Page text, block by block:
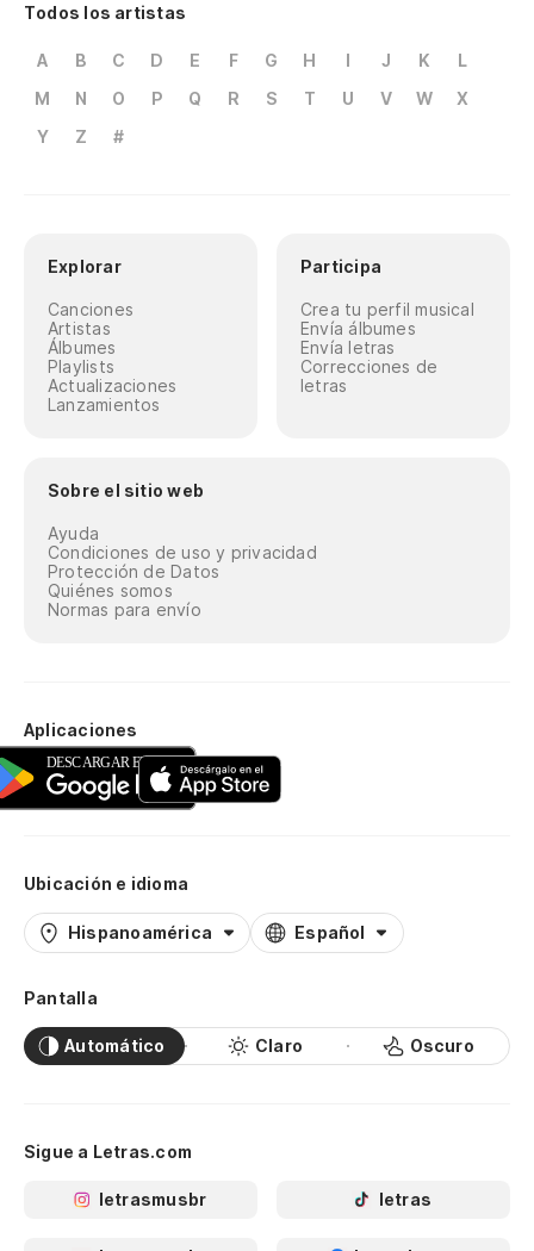
Todos los artistas
A B C D E F G H I J K
L
M
N O P Q R S T U V W
X
Y
Z #
Explorar
Canciones
Artistas
Álbumes
Playlists
Actualizaciones
Lanzamientos
Participa
Crea tu perfil musical
Envía álbumes
Envía letras
Correcciones de
letras
Sobre el sitio web
Ayuda
Condiciones de uso y privacidad
Protección de Datos
Quiénes somos
Normas para envío
Aplicaciones
Ubicación e idioma
Hispanoamérica Español
Pantalla
Automático Claro Oscuro
Sigue a Letras.com
letrasmusbr letras